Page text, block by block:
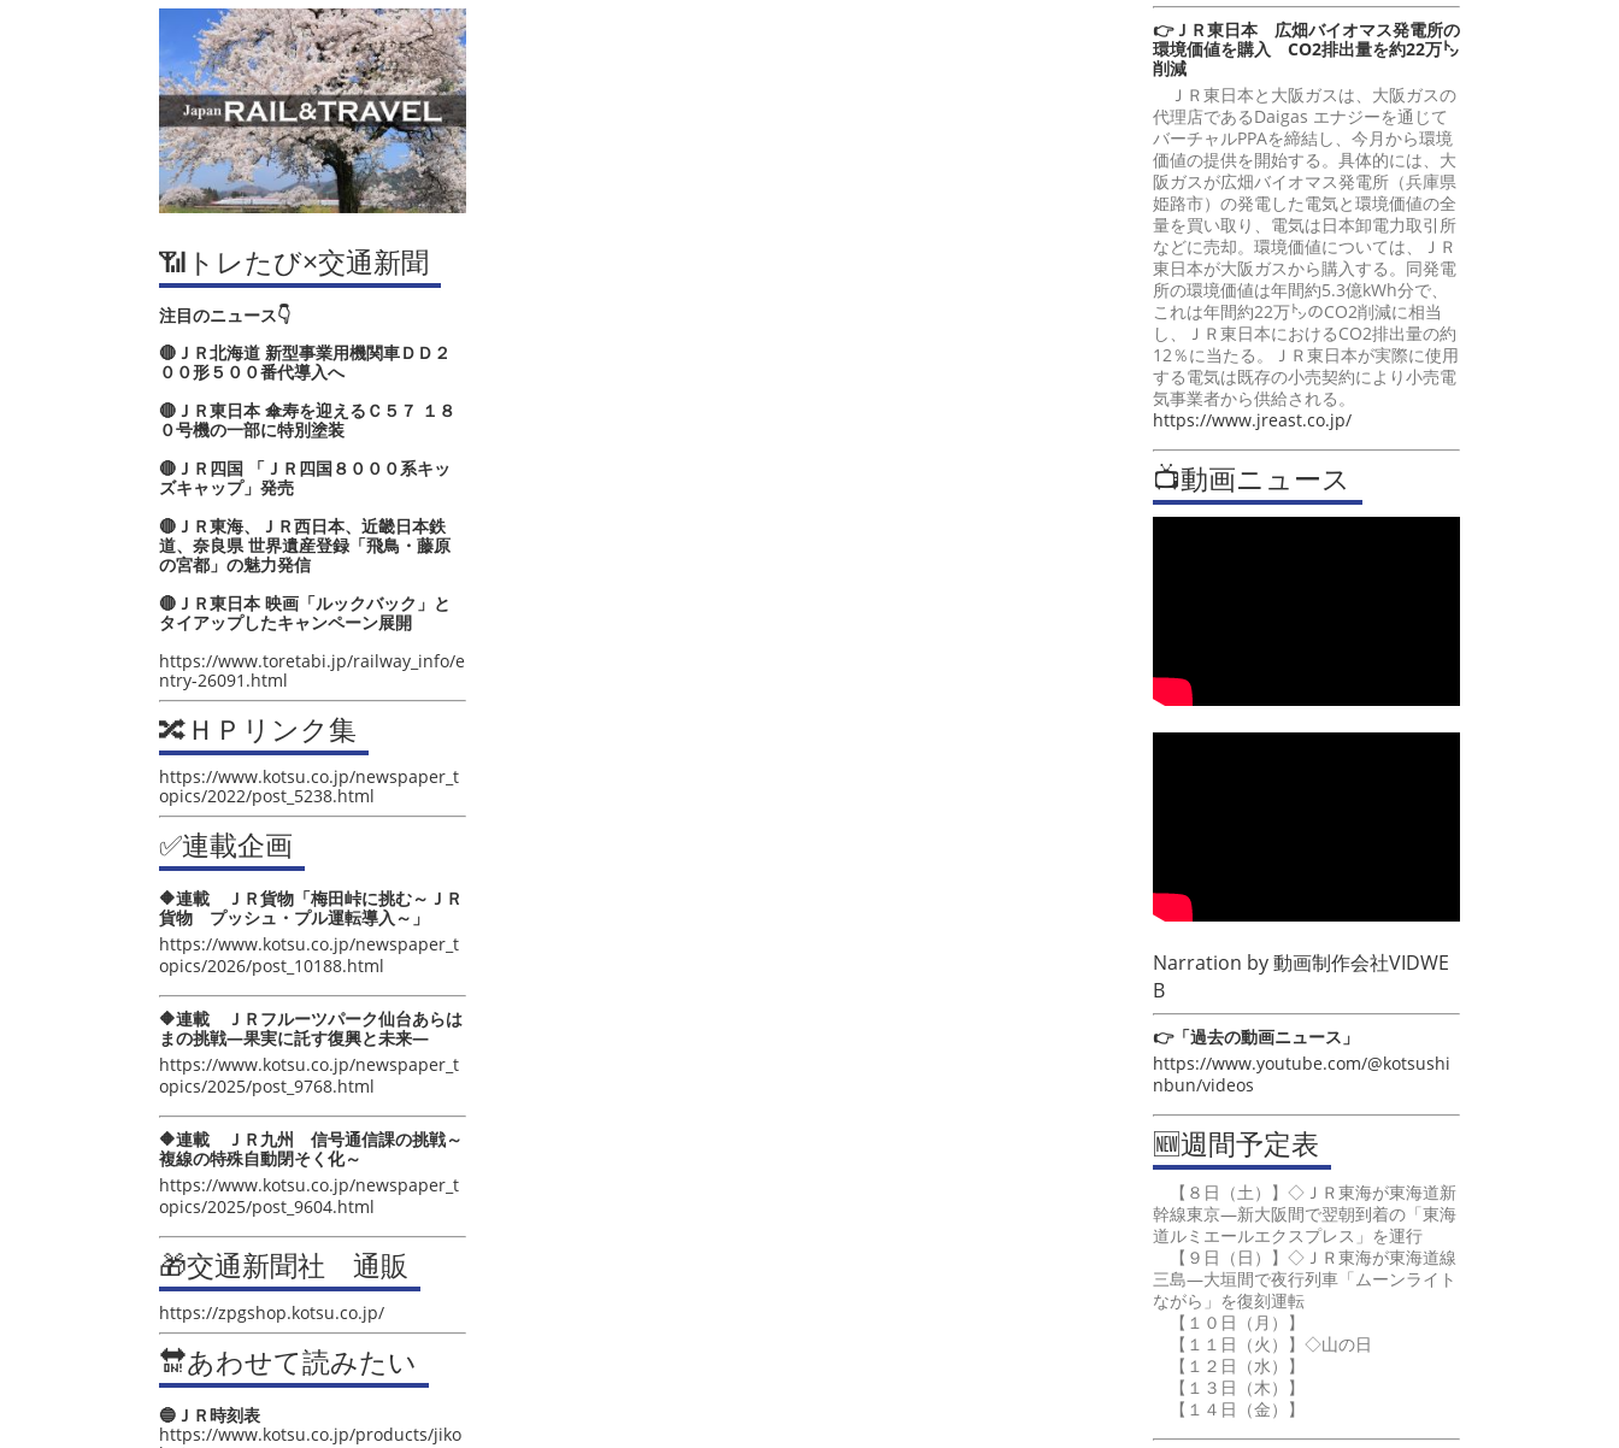
📶トレたび×交通新聞
注目のニュース👇
🔴ＪＲ北海道 新型事業用機関車ＤＤ２
００形５００番代導入へ
🔴ＪＲ東日本 傘寿を迎えるＣ５７ １８
０号機の一部に特別塗装
🔴ＪＲ四国 「ＪＲ四国８０００系キッ
ズキャップ」発売
🔴ＪＲ東海、ＪＲ西日本、近畿日本鉄
道、奈良県 世界遺産登録「飛鳥・藤原
の宮都」の魅力発信
🔴ＪＲ東日本 映画「ルックバック」と
タイアップしたキャンペーン展開
https://www.toretabi.jp/railway_info/e
ntry-26091.html
🔀ＨＰリンク集
https://www.kotsu.co.jp/newspaper_t
opics/2022/post_5238.html
✅連載企画
🔶連載 ＪＲ貨物「梅田峠に挑む～ＪＲ
貨物 プッシュ・プル運転導入～」
https://www.kotsu.co.jp/newspaper_t
opics/2026/post_10188.html
🔶連載 ＪＲフルーツパーク仙台あらは
まの挑戦―果実に託す復興と未来―
https://www.kotsu.co.jp/newspaper_t
opics/2025/post_9768.html
🔶連載 ＪＲ九州 信号通信課の挑戦～
複線の特殊自動閉そく化～
https://www.kotsu.co.jp/newspaper_t
opics/2025/post_9604.html
🎁交通新聞社 通販
https://zpgshop.kotsu.co.jp/
🔛あわせて読みたい
🔵ＪＲ時刻表
https://www.kotsu.co.jp/products/jiko
👉ＪＲ東日本 広畑バイオマス発電所の
環境価値を購入 CO2排出量を約22万㌧
削減
ＪＲ東日本と大阪ガスは、大阪ガスの
代理店であるDaigas エナジーを通じて
バーチャルPPAを締結し、今月から環境
価値の提供を開始する。具体的には、大
阪ガスが広畑バイオマス発電所（兵庫県
姫路市）の発電した電気と環境価値の全
量を買い取り、電気は日本卸電力取引所
などに売却。環境価値については、ＪＲ
東日本が大阪ガスから購入する。同発電
所の環境価値は年間約5.3億kWh分で、
これは年間約22万㌧のCO2削減に相当
し、ＪＲ東日本におけるCO2排出量の約
12％に当たる。ＪＲ東日本が実際に使用
する電気は既存の小売契約により小売電
気事業者から供給される。
https://www.jreast.co.jp/
📺動画ニュース
Narration by動画制作会社VIDWE
B
👉「過去の動画ニュース」
https://www.youtube.com/@kotsushi
nbun/videos
🆕週間予定表
【８日（土）】◇ＪＲ東海が東海道新
幹線東京―新大阪間で翌朝到着の「東海
道ルミエールエクスプレス」を運行
【９日（日）】◇ＪＲ東海が東海道線
三島―大垣間で夜行列車「ムーンライト
ながら」を復刻運転
【１０日（月）】
【１１日（火）】◇山の日
【１２日（水）】
【１３日（木）】
【１４日（金）】